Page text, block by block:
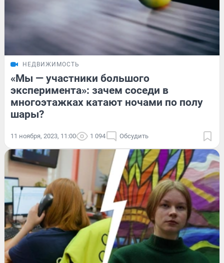
НЕДВИЖИМОСТЬ
«Мы — участники большого
эксперимента»: зачем соседи в
многоэтажках катают ночами по полу
шары?
11 ноября, 2023, 11:00 1 094 Обсудить